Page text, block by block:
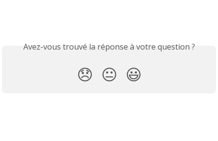
Avez-vous trouvé la réponse à votre question ?
😞 😐 😃